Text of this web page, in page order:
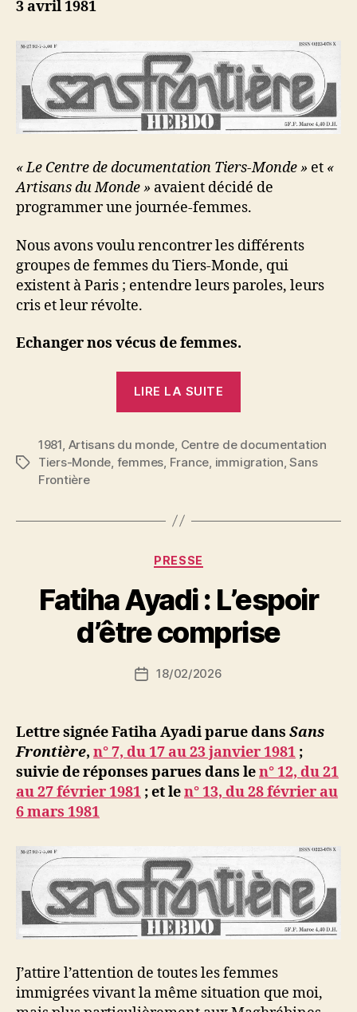
3 avril 1981
« Le Centre de documentation Tiers-Monde » et «
Artisans du Monde » avaient décidé de
programmer une journée-femmes.
Nous avons voulu rencontrer les différents
groupes de femmes du Tiers-Monde, qui
existent à Paris ; entendre leurs paroles, leurs
cris et leur révolte.
Echanger nos vécus de femmes.
LIRE LA SUITE
femmes »
Étiquettes
1981 Artisans du monde Centre de documentation
Tiers-Monde femmes France immigration ,Sans
Frontière
Catégories
PRESSE
Fatiha Ayadi : L’espoir
d’être comprise
Auteur
a
N
ji
b
Date18/02/2026
Lettre signée Fatiha Ayadi parue dans Sans
Frontière, n° 7, du 17 au 23 janvier 1981 ;
suivie de réponses parues dans len° 12, du 21
au 27 février 1981 ; et len° 13, du 28 février au
6 mars 1981
J’attire l’attention de toutes les femmes
immigrées vivant la même situation que moi,